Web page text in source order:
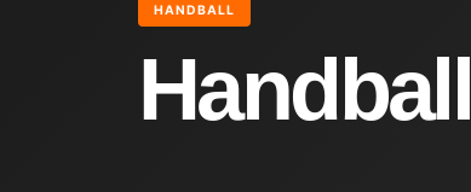
HANDBALL
Handball